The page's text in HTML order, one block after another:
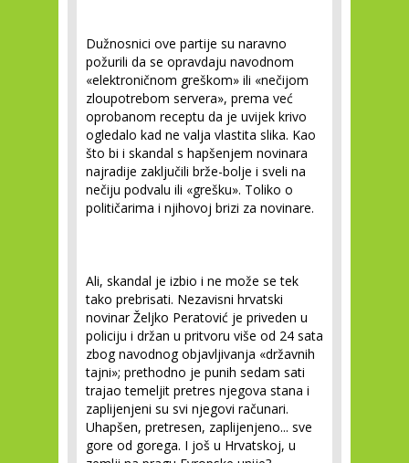
Dužnosnici ove partije su naravno
požurili da se opravdaju navodnom
«elektroničnom greškom» ili «nečijom
zloupotrebom servera», prema već
oprobanom receptu da je uvijek krivo
ogledalo kad ne valja vlastita slika. Kao
što bi i skandal s hapšenjem novinara
najradije zaključili brže-bolje i sveli na
nečiju podvalu ili «grešku». Toliko o
političarima i njihovoj brizi za novinare.
Ali, skandal je izbio i ne može se tek
tako prebrisati. Nezavisni hrvatski
novinar Željko Peratović je priveden u
policiju i držan u pritvoru više od 24 sata
zbog navodnog objavljivanja «državnih
tajni»; prethodno je punih sedam sati
trajao temeljit pretres njegova stana i
zaplijenjeni su svi njegovi računari.
Uhapšen, pretresen, zaplijenjeno... sve
gore od gorega. I još u Hrvatskoj, u